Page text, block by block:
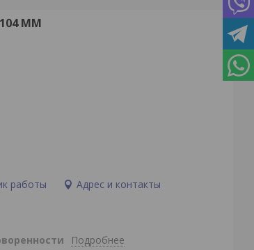
MM
работы Адрес и контакты
Подробнее